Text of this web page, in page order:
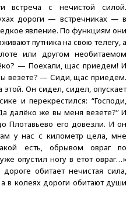
встреча с нечистой силой.
дороги — встречниках — в
явление. По функциям они
путника на свою телегу, а
или другом необитаемом
— Поехали, щас приедем! И
везете? — Сиди, щас приедем.
Он сидел, сидел, опускает
и перекрестился: “Господи,
далёко же вы меня везете?” И
Плотавьево его довезли. И он
у нас с километр цела, мне
есть, обрывом овраг по
опустил ногу в етот овраг…»
обитает нечистая сила,
в колеях дороги обитают души